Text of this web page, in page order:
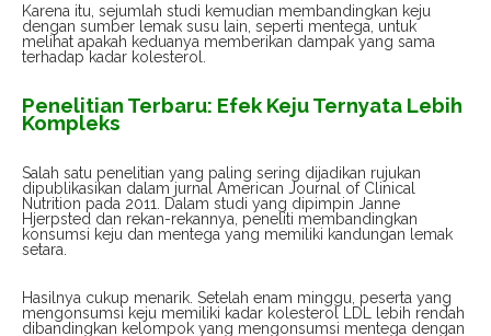
Karena itu, sejumlah studi kemudian membandingkan keju
dengan sumber lemak susu lain, seperti mentega, untuk
melihat apakah keduanya memberikan dampak yang sama
terhadap kadar kolesterol.
Penelitian Terbaru: Efek Keju Ternyata Lebih
Kompleks
Salah satu penelitian yang paling sering dijadikan rujukan
dipublikasikan dalam jurnal American Journal of Clinical
Nutrition pada 2011. Dalam studi yang dipimpin Janne
Hjerpsted dan rekan-rekannya, peneliti membandingkan
konsumsi keju dan mentega yang memiliki kandungan lemak
setara.
Hasilnya cukup menarik. Setelah enam minggu, peserta yang
mengonsumsi keju memiliki kadar kolesterol LDL lebih rendah
dibandingkan kelompok yang mengonsumsi mentega dengan